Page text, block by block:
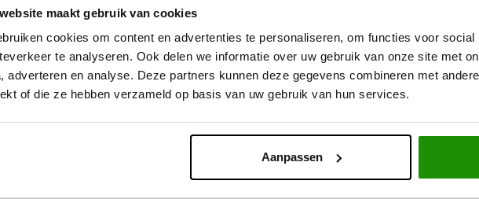
maakt gebruik van cookies
cookies om content en advertenties te personaliseren, om functies voor
te analyseren. Ook delen we informatie over uw gebruik van onze site met
adverteren en analyse. Deze partners kunnen deze gegevens combineren met
of die ze hebben verzameld op basis van uw gebruik van hun services.
Aanpassen
€139,67 Excl. btw
€169,00 Incl. btw